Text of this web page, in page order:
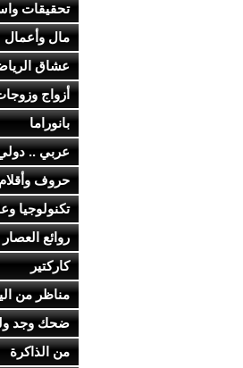
تحقيقات
مال وأعمال
عشاق
أزواج
بانوراما
عربي ..
حروف
تكنولوجيا
روائع العصار
كاركتير
مناظر من
ضحك وجد
من الذاكرة